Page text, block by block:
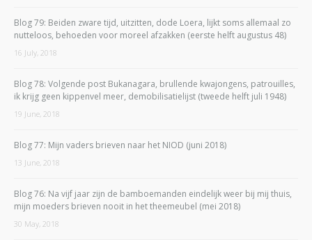
Blog 79: Beiden zware tijd, uitzitten, dode Loera, lijkt soms allemaal zo
nutteloos, behoeden voor moreel afzakken (eerste helft augustus 48)
16 July, 2018
Blog 78: Volgende post Bukanagara, brullende kwajongens, patrouilles,
ik krijg geen kippenvel meer, demobilisatielijst (tweede helft juli 1948)
19 June, 2018
Blog 77: Mijn vaders brieven naar het NIOD (juni 2018)
13 June, 2018
Blog 76: Na vijf jaar zijn de bamboemanden eindelijk weer bij mij thuis,
mijn moeders brieven nooit in het theemeubel (mei 2018)
30 May, 2018